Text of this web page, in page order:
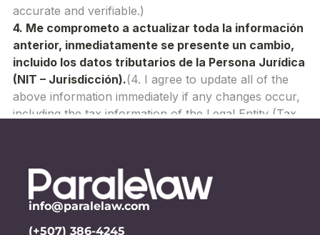
info@paralelaw.com
(+507) 386-4245